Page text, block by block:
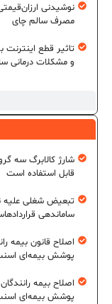
نوشیدنی
مصرف سالم چای
تاثیر قطع اینترنت بر
و مشکلات درمانی
شارژ کالابرگ سه
قابل استفاده است
تبعیض شغلی علیه
ساماندهی
اصلاح قانون بیمه
پوشش بیمه‌ای
اصلاح بیمه
پوشش بیمه‌ای اسنپ